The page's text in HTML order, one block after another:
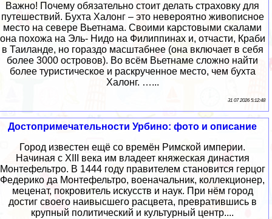
Важно! Почему обязательно стоит делать страховку для
путешествий. Бухта Халонг – это невероятно живописное
место на севере Вьетнама. Своими карстовыми скалами
она похожа на Эль- Нидо на Филиппинах и, отчасти, Краби
в Таиланде, но гораздо масштабнее (она включает в себя
более 3000 островов). Во всём Вьетнаме сложно найти
более туристическое и раскрученное место, чем бухта
Халонг. …...
31 07 2026 5:12:48
Достопримечательности Урбино: фото и описание
Город известен ещё со времён Римской империи.
Начиная с XIII века им владеет княжеская династия
Монтефельтро. В 1444 году правителем становится герцог
Федерико да Монтефельтро, военачальник, коллекционер,
меценат, покровитель искусств и наук. При нём город
достиг своего наивысшего расцвета, превратившись в
крупный политический и культурный центр....